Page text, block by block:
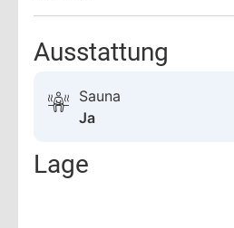
Ausstattung
Sauna
Ja
Lage